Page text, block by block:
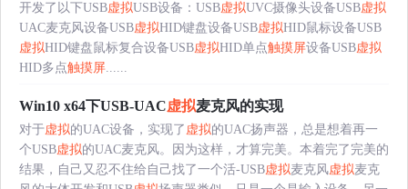
开发了以下USB虚拟USB设备：USB虚拟UVC摄像头设备USB虚拟
UAC麦克风设备USB虚拟HID键盘设备USB虚拟HID鼠标设备USB
虚拟HID键盘鼠标复合设备USB虚拟HID单点触摸屏设备USB虚拟
HID多点触摸屏......
Win10 x64下USB-UAC虚拟麦克风的实现
对于虚拟的UAC设备，实现了 虚拟的UAC扬声器，总是想着再一
个USB虚拟的UAC麦克风。因为这样，才算完美。本着完了完美的
结果，自己又忍不住给自己找了一个活-USB虚拟麦克风虚拟麦克